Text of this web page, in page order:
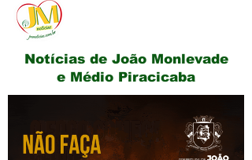
Notícias de João Monlevade
e Médio Piracicaba